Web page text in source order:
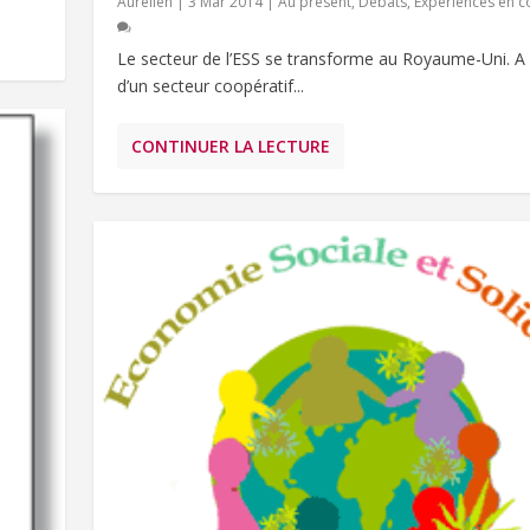
Le secteur de l’ESS se transforme au Royaume-Uni.
d’un secteur coopératif...
CONTINUER LA LECTURE